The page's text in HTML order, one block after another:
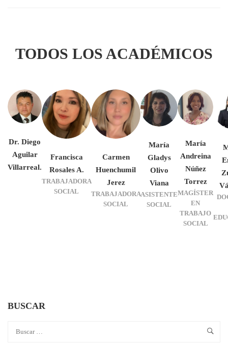
TODOS LOS ACADÉMICOS
Dr. Diego
Aguilar
Villarreal.
Francisca
Rosales A.
TRABAJADORA
SOCIAL
Carmen
Huenchumil
Jerez
TRABAJADORA
SOCIAL
María
Gladys
Olivo
Viana
ASISTENTE
SOCIAL
María
Andreina
Núñez
Torrez
MAGÍSTER
EN
TRABAJO
SOCIAL
BUSCAR